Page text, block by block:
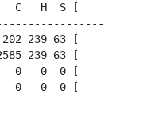
C   H  S [
239 63 [
239 63 [
0   0  0 [
0   0  0 [